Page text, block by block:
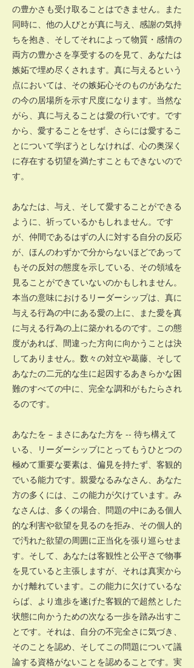
の豊かさも受け取ることはできません。また
同時に、他の人びとが真に与え、感謝の気持
ちを抱き、そしてそれによって物質・感情の
両方の豊かさを享受するのを見て、あなたは
嫉妬で埋め尽くされます。真に与えるという
点においては、その嫉妬心そのものがあなた
の今の居場所を示す尺度になります。当然な
がら、真に与えることは愛の行いです。です
から、愛することをせず、さらには愛するこ
とについて学ぼうとしなければ、心の奥深く
に存在する切望を満たすこともできないので
す。
あなたは、与え、そして愛することができる
ように、祈っているかもしれません。です
が、仲間であるはずの人に対する自分の反応
が、ほんのわずかで分からないほどであって
もその反対の態度を示している、その領域を
見ることができていないのかもしれません。
本当の意味におけるリーダーシップは、真に
与える行為の中にある愛の上に、また愛を真
に与える行為の上に築かれるのです。この態
度があれば、間違った方向に向かうことは決
してありません。数々の対立や葛藤、そして
あなたの二元的な生に起因するあきらかな困
難のすべての中に、完全な調和がもたらされ
るのです。
あなたを – まさにあなた方を -- 待ち構えて
いる、リーダーシップにとってもうひとつの
極めて重要な要素は、偏見を持たず、客観的
でいる能力です。親愛なるみなさん、あなた
方の多くには、この能力が欠けています。み
なさんは、多くの場合、問題の中にある個人
的な利害や欲望を見るのを拒み、その個人的
で汚れた欲望の周囲に正当化を張り巡らせま
す。そして、あなたは客観性と公平さで物事
を見ていると主張しますが、それは真実から
かけ離れています。この能力に欠けているな
らば、より進歩を遂げた客観的で超然とした
状態に向かうための次なる一歩を踏み出すこ
とです。それは、自分の不完全さに気づき、
そのことを認め、そしてこの問題について議
論する資格がないことを認めることです。実